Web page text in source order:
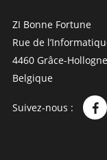
ZI Bonne Fortune
Rue de
4460 Grâce-Hollogne
Belgique
Suivez-nous :